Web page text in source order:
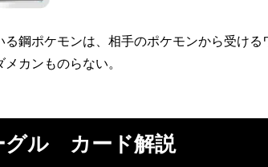
る鋼ポケモンは、相手のポケモンから受け
カンものらない。
グル カード解説